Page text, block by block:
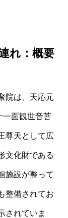
れ：概要
院は、天応元
一面観世音菩
尊天として広
文化財である
施設が整って
整備されてお
されていま